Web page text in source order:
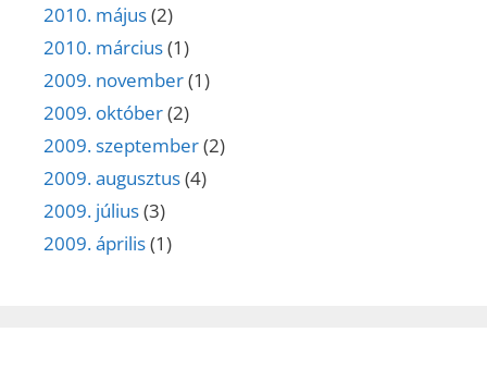
2010. május(2)
2010. március(1)
2009. november(1)
2009. október(2)
2009. szeptember(2)
2009. augusztus(4)
2009. július(3)
2009. április(1)